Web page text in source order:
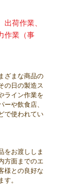
出荷作業、
作業（事
ざまな商品の
の日の製造ス
ライン作業を
ーや飲食店、
で使われてい
をお渡ししま
方面までのエ
様との良好な
す。